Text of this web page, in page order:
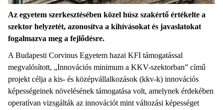
Az egyetem szerkesztésében közel húsz szakértő értékelte a
szektor helyzetét, azonosítva a kihívásokat és javaslatokat
fogalmazva meg a fejlődésre.
A Budapesti Corvinus Egyetem hazai KFI támogatással
megvalósított, „Innovációs minimum a KKV-szektorban” című
projekt célja a kis- és középvállalkozások (kkv-k) innovációs
képességeinek növelésének támogatása volt, amelynek érdekében
operatívan vizsgálták az innovációt mint változási képességet